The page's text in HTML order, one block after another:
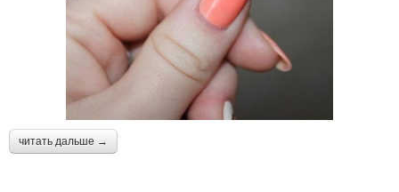
читать дальше →